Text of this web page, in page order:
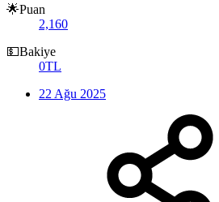
🌟Puan
2,160
💵Bakiye
0TL
22 Ağu 2025